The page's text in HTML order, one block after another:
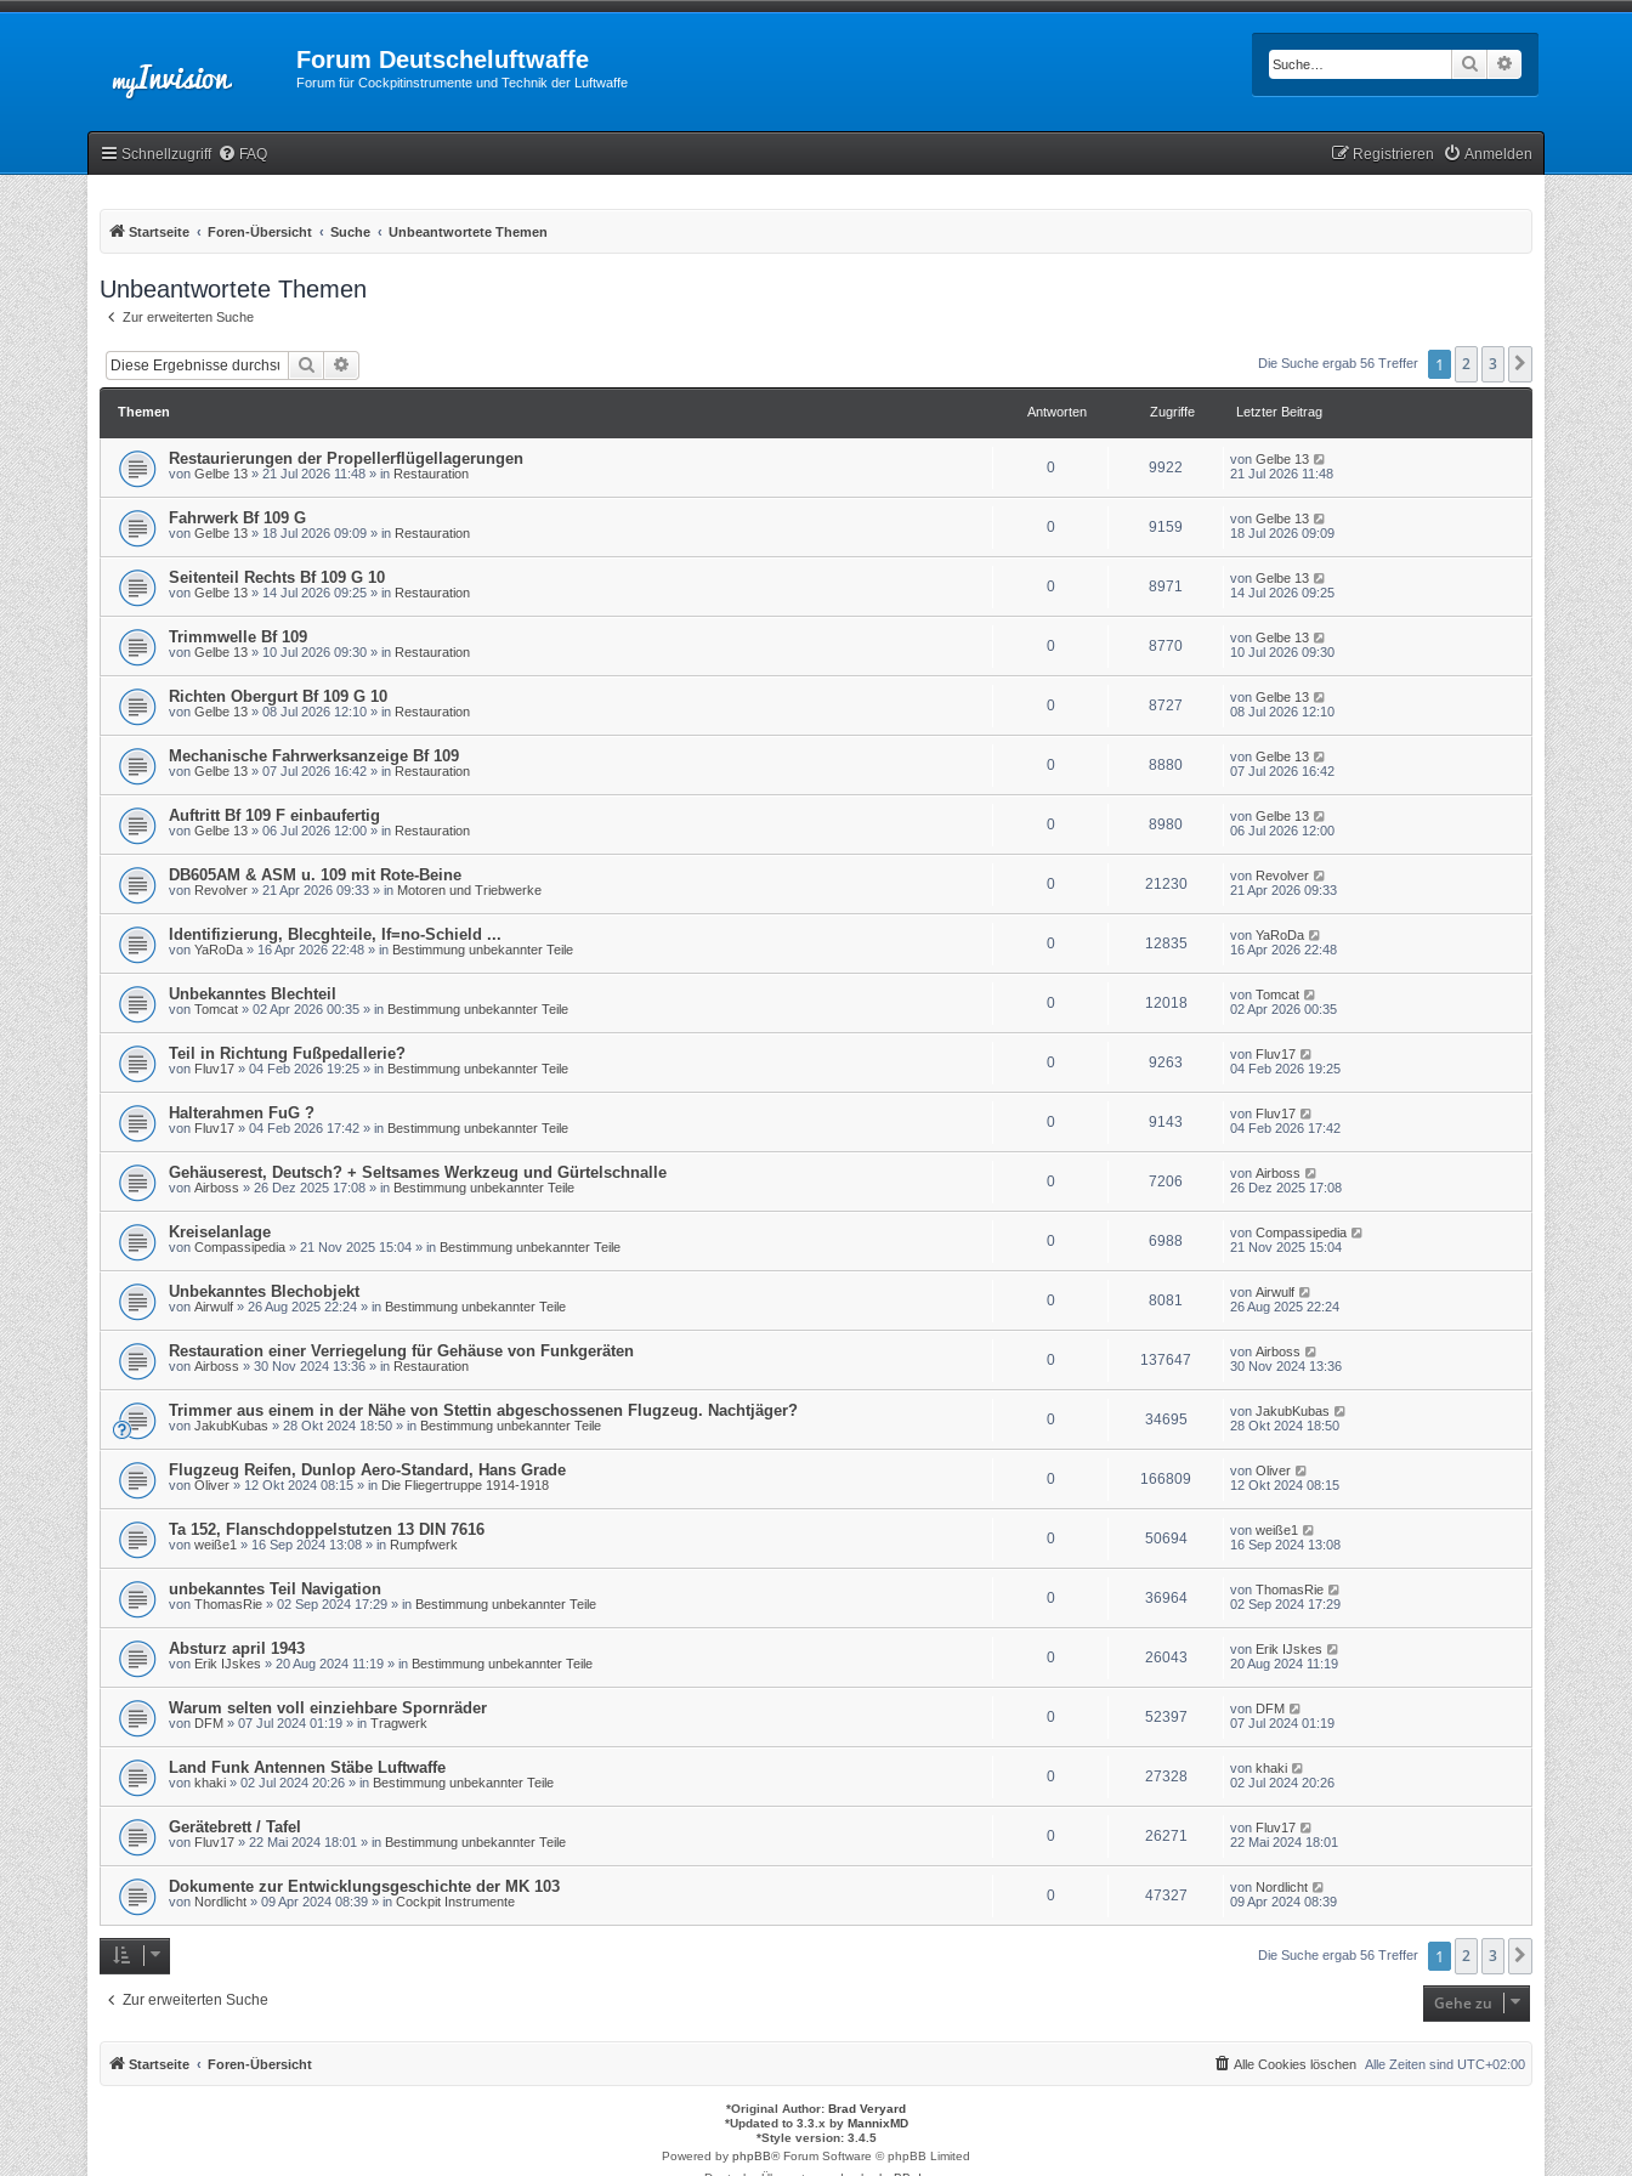
Forum Deutscheluftwaffe
Forum für Cockpitinstrumente und Technik der Luftwaffe
Suche
Schnellzugriff FAQ Anmelden
Registrieren
Startseite Foren-Übersicht Suche Unbeantwortete Themen
Unbeantwortete Themen
Zur erweiterten Suche
Suche Die Suche ergab 56 Treffer 1 2 3 Nächste
Themen Antworten Zugriffe Letzter Beitrag
Restaurierungen der Propellerflügellagerungen
von Gelbe 13 » 21 Jul 2026 11:48 » in Restauration 0 9922 von Gelbe 13
21 Jul 2026 11:48
Fahrwerk Bf 109 G
von Gelbe 13 » 18 Jul 2026 09:09 » in Restauration 0 9159 von Gelbe 13
18 Jul 2026 09:09
Seitenteil Rechts Bf 109 G 10
von Gelbe 13 » 14 Jul 2026 09:25 » in Restauration 0 8971 von Gelbe 13
14 Jul 2026 09:25
Trimmwelle Bf 109
von Gelbe 13 » 10 Jul 2026 09:30 » in Restauration 0 8770 von Gelbe 13
10 Jul 2026 09:30
Richten Obergurt Bf 109 G 10
von Gelbe 13 » 08 Jul 2026 12:10 » in Restauration 0 8727 von Gelbe 13
08 Jul 2026 12:10
Mechanische Fahrwerksanzeige Bf 109
von Gelbe 13 » 07 Jul 2026 16:42 » in Restauration 0 8880 von Gelbe 13
07 Jul 2026 16:42
Auftritt Bf 109 F einbaufertig
von Gelbe 13 » 06 Jul 2026 12:00 » in Restauration 0 8980 von Gelbe 13
06 Jul 2026 12:00
DB605AM & ASM u. 109 mit Rote-Beine
von Revolver » 21 Apr 2026 09:33 » in Motoren und Triebwerke 0 21230 von Revolver
21 Apr 2026 09:33
Identifizierung, Blecghteile, If=no-Schield ...
von YaRoDa » 16 Apr 2026 22:48 » in Bestimmung unbekannter Teile 0 12835 von YaRoDa
16 Apr 2026 22:48
Unbekanntes Blechteil
von Tomcat » 02 Apr 2026 00:35 » in Bestimmung unbekannter Teile 0 12018 von Tomcat
02 Apr 2026 00:35
Teil in Richtung Fußpedallerie?
von Fluv17 » 04 Feb 2026 19:25 » in Bestimmung unbekannter Teile 0 9263 von Fluv17
04 Feb 2026 19:25
Halterahmen FuG ?
von Fluv17 » 04 Feb 2026 17:42 » in Bestimmung unbekannter Teile 0 9143 von Fluv17
04 Feb 2026 17:42
Gehäuserest, Deutsch? + Seltsames Werkzeug und Gürtelschnalle
von Airboss » 26 Dez 2025 17:08 » in Bestimmung unbekannter Teile 0 7206 von Airboss
26 Dez 2025 17:08
Kreiselanlage
von Compassipedia » 21 Nov 2025 15:04 » in Bestimmung unbekannter Teile 0 6988 von Compassipedia
21 Nov 2025 15:04
Unbekanntes Blechobjekt
von Airwulf » 26 Aug 2025 22:24 » in Bestimmung unbekannter Teile 0 8081 von Airwulf
26 Aug 2025 22:24
Restauration einer Verriegelung für Gehäuse von Funkgeräten
von Airboss » 30 Nov 2024 13:36 » in Restauration 0 137647 von Airboss
30 Nov 2024 13:36
Trimmer aus einem in der Nähe von Stettin abgeschossenen Flugzeug. Nachtjäger?
von JakubKubas » 28 Okt 2024 18:50 » in Bestimmung unbekannter Teile 0 34695 von JakubKubas
28 Okt 2024 18:50
Flugzeug Reifen, Dunlop Aero-Standard, Hans Grade
von Oliver » 12 Okt 2024 08:15 » in Die Fliegertruppe 1914-1918 0 166809 von Oliver
12 Okt 2024 08:15
Ta 152, Flanschdoppelstutzen 13 DIN 7616
von weiße1 » 16 Sep 2024 13:08 » in Rumpfwerk 0 50694 von weiße1
16 Sep 2024 13:08
unbekanntes Teil Navigation
von ThomasRie » 02 Sep 2024 17:29 » in Bestimmung unbekannter Teile 0 36964 von ThomasRie
02 Sep 2024 17:29
Absturz april 1943
von Erik IJskes » 20 Aug 2024 11:19 » in Bestimmung unbekannter Teile 0 26043 von Erik IJskes
20 Aug 2024 11:19
Warum selten voll einziehbare Spornräder
von DFM » 07 Jul 2024 01:19 » in Tragwerk 0 52397 von DFM
07 Jul 2024 01:19
Land Funk Antennen Stäbe Luftwaffe
von khaki » 02 Jul 2024 20:26 » in Bestimmung unbekannter Teile 0 27328 von khaki
02 Jul 2024 20:26
Gerätebrett / Tafel
von Fluv17 » 22 Mai 2024 18:01 » in Bestimmung unbekannter Teile 0 26271 von Fluv17
22 Mai 2024 18:01
Dokumente zur Entwicklungsgeschichte der MK 103
von Nordlicht » 09 Apr 2024 08:39 » in Cockpit Instrumente 0 47327 von Nordlicht
09 Apr 2024 08:39
Die Suche ergab 56 Treffer 1 2 3 Nächste
Zur erweiterten Suche Gehe zu
Startseite Foren-Übersicht Alle Zeiten sind UTC+02:00
Alle Cookies löschen
*Original Author: Brad Veryard
*Updated to 3.3.x by MannixMD
*Style version: 3.4.5
Powered by phpBB® Forum Software © phpBB Limited